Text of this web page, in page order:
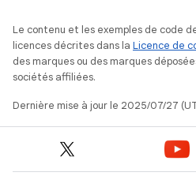
Le contenu et les exemples de code
licences décrites dans la Licence de
des marques ou des marques
sociétés affiliées.
Dernière mise à jour le 2025/07/27